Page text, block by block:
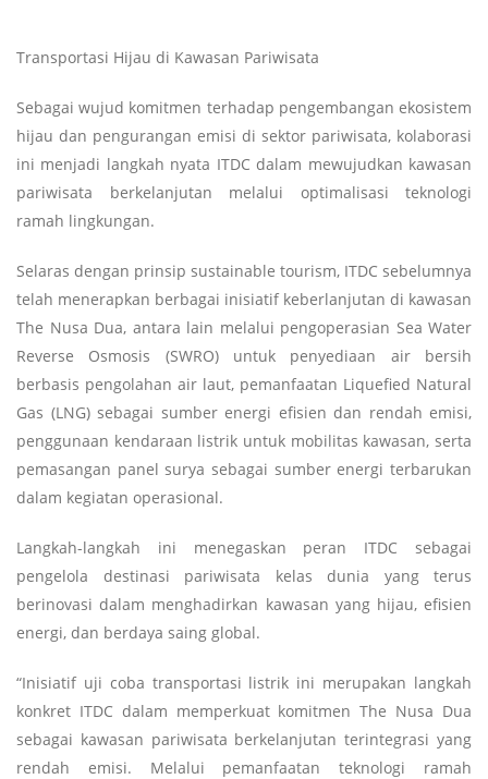
Transportasi Hijau di Kawasan Pariwisata
Sebagai wujud komitmen terhadap pengembangan ekosistem
hijau dan pengurangan emisi di sektor pariwisata, kolaborasi
ini menjadi langkah nyata ITDC dalam mewujudkan kawasan
pariwisata berkelanjutan melalui optimalisasi teknologi
ramah lingkungan.
Selaras dengan prinsip sustainable tourism, ITDC sebelumnya
telah menerapkan berbagai inisiatif keberlanjutan di kawasan
The Nusa Dua, antara lain melalui pengoperasian Sea Water
Reverse Osmosis (SWRO) untuk penyediaan air bersih
berbasis pengolahan air laut, pemanfaatan Liquefied Natural
Gas (LNG) sebagai sumber energi efisien dan rendah emisi,
penggunaan kendaraan listrik untuk mobilitas kawasan, serta
pemasangan panel surya sebagai sumber energi terbarukan
dalam kegiatan operasional.
Langkah-langkah ini menegaskan peran ITDC sebagai
pengelola destinasi pariwisata kelas dunia yang terus
berinovasi dalam menghadirkan kawasan yang hijau, efisien
energi, dan berdaya saing global.
“Inisiatif uji coba transportasi listrik ini merupakan langkah
konkret ITDC dalam memperkuat komitmen The Nusa Dua
sebagai kawasan pariwisata berkelanjutan terintegrasi yang
rendah emisi. Melalui pemanfaatan teknologi ramah